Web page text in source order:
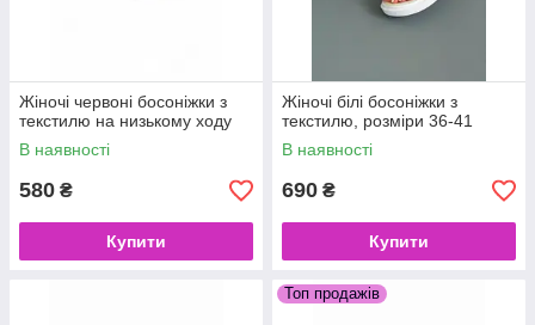
Жіночі червоні босоніжки з
текстилю на низькому ходу
В наявності
580 ₴
Купити
Жіночі білі босоніжки з
текстилю, розміри 36-41
В наявності
690 ₴
Купити
Топ продажів